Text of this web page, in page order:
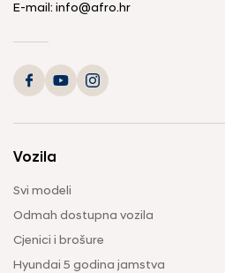
E-mail: info@afro.hr
Vozila
Svi modeli
Odmah dostupna vozila
Cjenici i brošure
Hyundai 5 godina jamstva